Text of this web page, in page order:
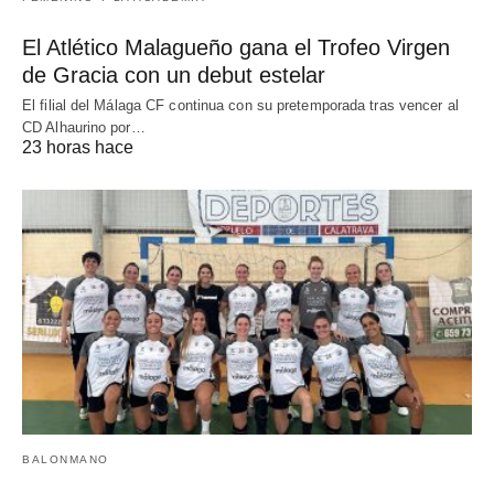
El Atlético Malagueño gana el Trofeo Virgen
de Gracia con un debut estelar
El filial del Málaga CF continua con su pretemporada tras vencer al
CD Alhaurino por…
23 horas hace
BALONMANO